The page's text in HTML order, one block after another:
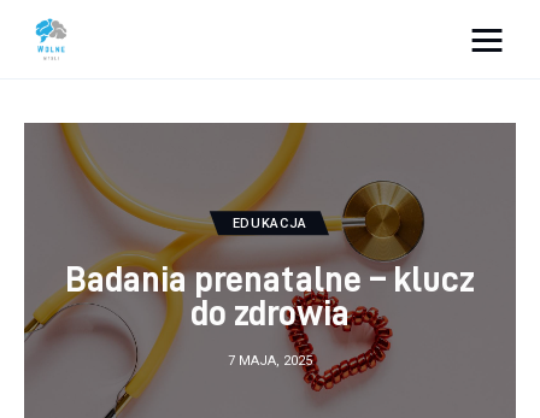
Biznes
Dom i ogród
Uroda
Zdrowie
EDUKACJA
Badania prenatalne – klucz
do zdrowia
7 MAJA, 2025